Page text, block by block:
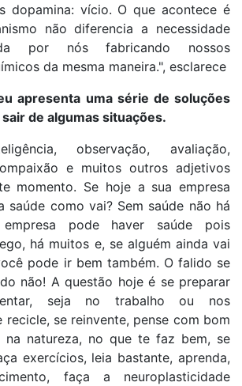
dopamina: vício. O que acontece é
não diferencia a necessidade
por nós fabricando nossos
da mesma maneira.", esclarece
apresenta uma série de soluções
de algumas situações.
observação, avaliação,
e muitos outros adjetivos
momento. Se hoje a sua empresa
saúde como vai? Sem saúde não há
pode haver saúde pois
há muitos e, se alguém ainda vai
pode ir bem também. O falido se
não! A questão hoje é se preparar
seja no trabalho ou nos
recicle, se reinvente, pense com bom
na natureza, no que te faz bem, se
exercícios, leia bastante, aprenda,
faça a neuroplasticidade